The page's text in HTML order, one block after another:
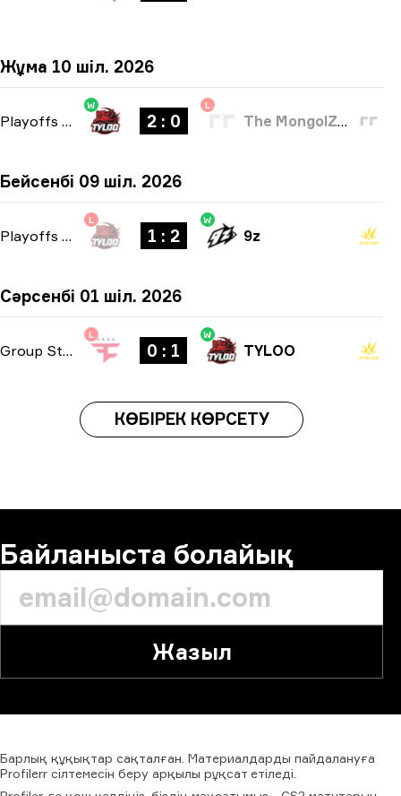
Жұма 10 шіл. 2026
Playoffs bo3
W
2 : 0
L
The MongolZ Academy
Бейсенбі 09 шіл. 2026
Playoffs bo3
L
1 : 2
W
9z
Сәрсенбі 01 шіл. 2026
Group Stage -bo1
L
0 : 1
W
TYLOO
КӨБІРЕК КӨРСЕТУ
Байланыста болайық
Жазыл
Барлық құқықтар сақталған. Материалдарды пайдалануға
Profilerr сілтемесін беру арқылы рұқсат етіледі.